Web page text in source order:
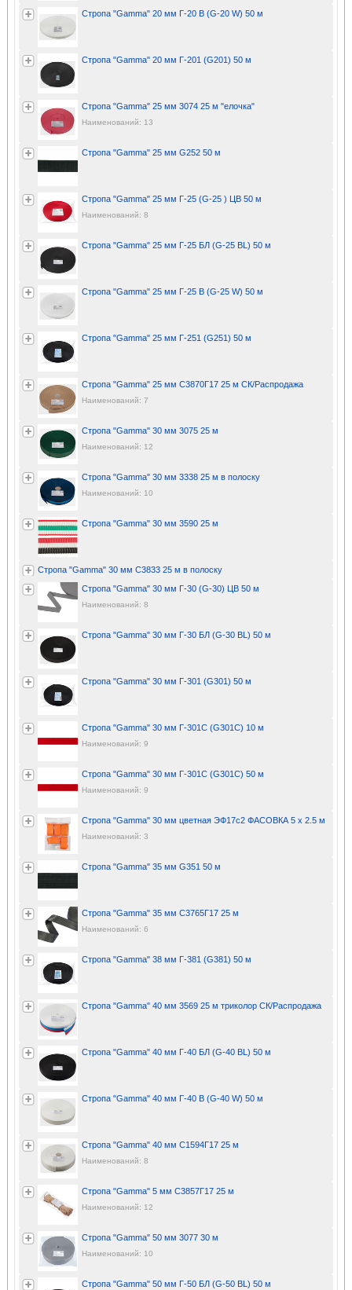
Стропа "Gamma" 20 мм Г-20 В (G-20 W) 50 м
Стропа "Gamma" 20 мм Г-201 (G201) 50 м
Стропа "Gamma" 25 мм 3074 25 м "елочка"
Наименований: 13
Стропа "Gamma" 25 мм G252 50 м
Стропа "Gamma" 25 мм Г-25 (G-25 ) ЦВ 50 м
Наименований: 8
Стропа "Gamma" 25 мм Г-25 БЛ (G-25 BL) 50 м
Стропа "Gamma" 25 мм Г-25 В (G-25 W) 50 м
Стропа "Gamma" 25 мм Г-251 (G251) 50 м
Стропа "Gamma" 25 мм С3870Г17 25 м СК/Распродажа
Наименований: 7
Стропа "Gamma" 30 мм 3075 25 м
Наименований: 12
Стропа "Gamma" 30 мм 3338 25 м в полоску
Наименований: 10
Стропа "Gamma" 30 мм 3590 25 м
Стропа "Gamma" 30 мм C3833 25 м в полоску
Стропа "Gamma" 30 мм Г-30 (G-30) ЦВ 50 м
Наименований: 8
Стропа "Gamma" 30 мм Г-30 БЛ (G-30 BL) 50 м
Стропа "Gamma" 30 мм Г-301 (G301) 50 м
Стропа "Gamma" 30 мм Г-301С (G301C) 10 м
Наименований: 9
Стропа "Gamma" 30 мм Г-301С (G301C) 50 м
Наименований: 9
Стропа "Gamma" 30 мм цветная ЭФ17с2 ФАСОВКА 5 х 2.5 м
Наименований: 3
Стропа "Gamma" 35 мм G351 50 м
Стропа "Gamma" 35 мм С3765Г17 25 м
Наименований: 6
Стропа "Gamma" 38 мм Г-381 (G381) 50 м
Стропа "Gamma" 40 мм 3569 25 м триколор СК/Распродажа
Стропа "Gamma" 40 мм Г-40 БЛ (G-40 BL) 50 м
Стропа "Gamma" 40 мм Г-40 В (G-40 W) 50 м
Стропа "Gamma" 40 мм С1594Г17 25 м
Наименований: 8
Стропа "Gamma" 5 мм С3857Г17 25 м
Наименований: 12
Стропа "Gamma" 50 мм 3077 30 м
Наименований: 10
Стропа "Gamma" 50 мм Г-50 БЛ (G-50 BL) 50 м